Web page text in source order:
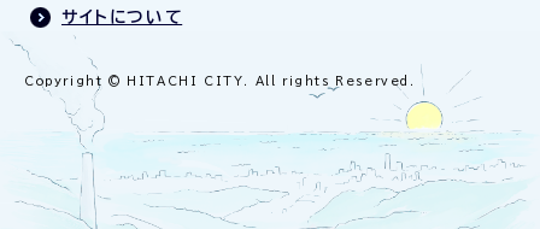
サイトについて
Copyright © HITACHI CITY. All rights Reserved.